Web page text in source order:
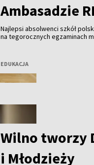
Ambasadzie
Najlepsi absolwenci szkół
na tegorocznych egzaminach
EDUKACJA
Wilno tworzy
i Młodzieży